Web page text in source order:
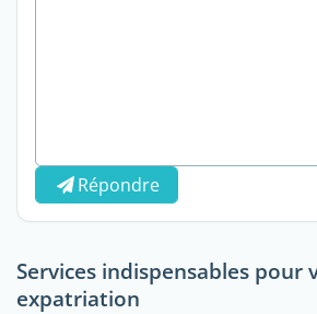
Répondre
Services indispensables pour
expatriation